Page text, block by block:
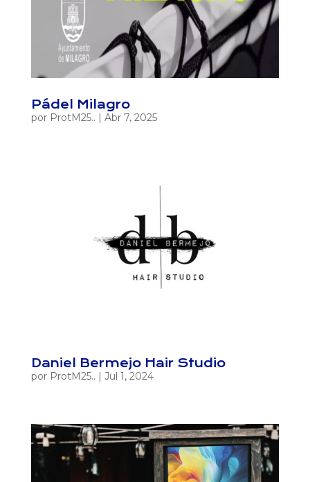
Pádel Milagro
por ProtM25.. Abr 7, 2025
Daniel Bermejo Hair Studio
por ProtM25.. | Jul 1, 2024